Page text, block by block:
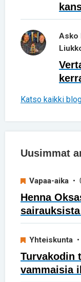
Asko
Katso kaikki
Uusimmat
Vapaa-aika •
Henna
Yhteiskunta
Turvakodin
vammaisia